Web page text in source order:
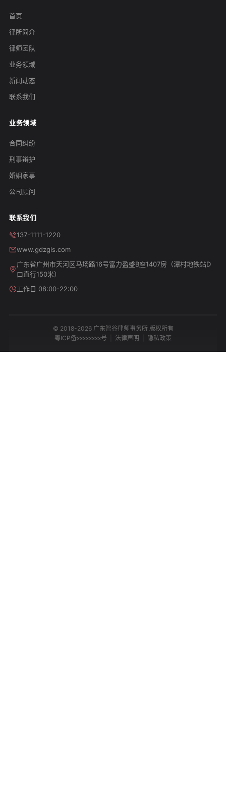
首页
律所简介
律师团队
业务领域
新闻动态
联系我们
业务领域
合同纠纷
刑事辩护
婚姻家事
公司顾问
联系我们
137-1111-1220
www.gdzgls.com
广东省广州市天河区马场路16号富力盈盛B座1407房（潭村地铁站D
口直行150米）
工作日 08:00-22:00
© 2018-2026 广东智谷律师事务所 版权所有
粤ICP备xxxxxxxx号
法律声明 隐私政策